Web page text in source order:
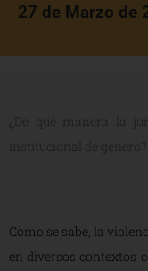
27 de Marzo de
¿De qué manera la
institucional de género?
Como se sabe, la
en diversos contextos